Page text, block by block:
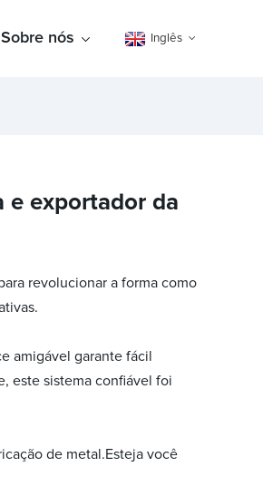
Sobre nós Inglês
e exportador da
revolucionar a forma como
amigável garante fácil
este sistema confiável foi
de metal.Esteja você